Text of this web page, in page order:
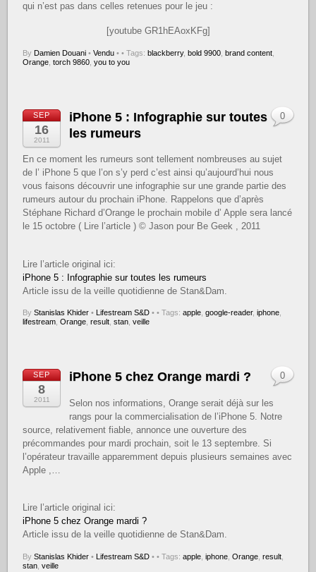
qui n’est pas dans celles retenues pour le jeu :
[youtube GR1hEAoxKFg]
By Damien Douani • Vendu • • Tags:blackberry,bold 9900 ,brand content
Orange ,torch 9860 ,you to you
SEP
16
2011
iPhone 5 : Infographie sur toutes
les rumeurs
En ce moment les rumeurs sont tellement nombreuses au sujet
de l’ iPhone 5 que l’on s’y perd c’est ainsi qu’aujourd’hui nous
vous faisons découvrir une infographie sur une grande partie des
rumeurs autour du prochain iPhone. Rappelons que d’après
Stéphane Richard d’Orange le prochain mobile d’ Apple sera lancé
le 15 octobre ( Lire l’article ) © Jason pour Be Geek , 2011
Lire l’article original ici:
iPhone 5 : Infographie sur toutes les rumeurs
Article issu de la veille quotidienne de Stan&Dam.
ByStanislas Khider • Lifestream S&D •
0
• Tags:apple ,google-reader,iphone
lifestream ,Orange ,result ,stan ,veille
SEP
8
2011
iPhone 5 chez Orange mardi ?
Selon nos informations, Orange serait déjà sur les
rangs pour la commercialisation de l’iPhone 5. Notre
source, relativement fiable, annonce une ouverture des
précommandes pour mardi prochain, soit le 13 septembre. Si
l’opérateur travaille apparemment depuis plusieurs semaines avec
Apple ,…
Lire l’article original ici:
iPhone 5 chez Orange mardi ?
Article issu de la veille quotidienne de Stan&Dam.
ByStanislas Khider • Lifestream S&D •
0
• Tags:apple ,iphone ,Orange ,result
stan ,veille